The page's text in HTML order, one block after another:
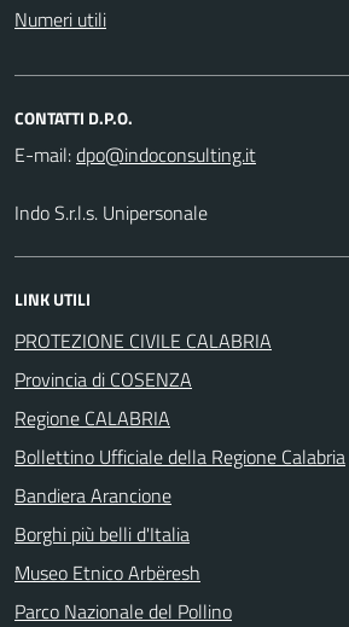
Numeri utili
CONTATTI D.P.O.
E-mail:
Indo S.r.l.s. Unipersonale
LINK UTILI
PROTEZIONE CIVILE CALABRIA
Provincia di COSENZA
Regione CALABRIA
Bollettino Ufficiale della Regione Calabria
Bandiera Arancione
Borghi più belli d'Italia
Museo Etnico Arbëresh
Parco Nazionale del Pollino